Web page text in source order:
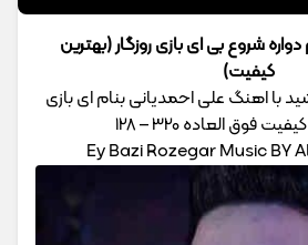
شروع بی ای بازی روزگار (بهترین
کیفیت)
با اهنگ علی احمدیانی بنام ای بازی
فوق العاده 320 – 128